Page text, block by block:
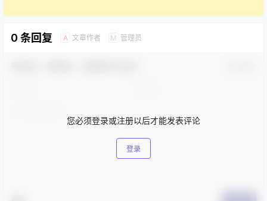
0 条回复 A 文章作者 M 管理员
您必须登录或注册以后才能发表评论
登录